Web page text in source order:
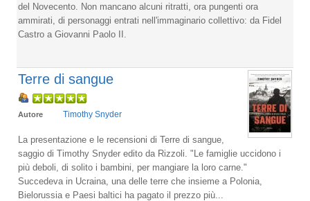
del Novecento. Non mancano alcuni ritratti, ora pungenti ora
ammirati, di personaggi entrati nell'immaginario collettivo: da Fidel
Castro a Giovanni Paolo II.
Terre di sangue
Autore Timothy Snyder
La presentazione e le recensioni di Terre di sangue,
saggio di Timothy Snyder edito da Rizzoli. "Le famiglie uccidono i
più deboli, di solito i bambini, per mangiare la loro carne."
Succedeva in Ucraina, una delle terre che insieme a Polonia,
Bielorussia e Paesi baltici ha pagato il prezzo più...